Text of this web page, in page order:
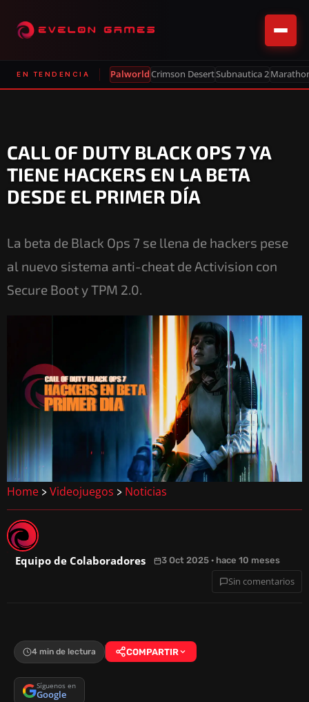
EN TENDENCIA PalworldCrimson DesertSubnautica 2
CALL OF DUTY BLACK OPS 7 YA
TIENE HACKERS EN LA BETA
DESDE EL PRIMER DÍA
La beta de Black Ops 7 se llena de hackers pese
al nuevo sistema anti-cheat de Activision con
Secure Boot y TPM 2.0.
Home > Videojuegos > Noticias
Equipo de Colaboradores 3 Oct 2025 · hace 10 meses
Sin comentarios
4 min de lectura COMPARTIR
Síguenos en
Google